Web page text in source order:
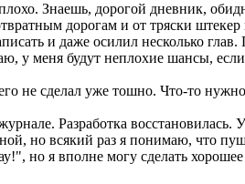
Знаешь, дорогой дневник,
дорогам и от тряски
и даже осилил несколько
у меня будут неплохие шансы, если
не сделал уже тошно. Что-то
Разработка
но всякий раз я понимаю,
но я вполне могу сделать